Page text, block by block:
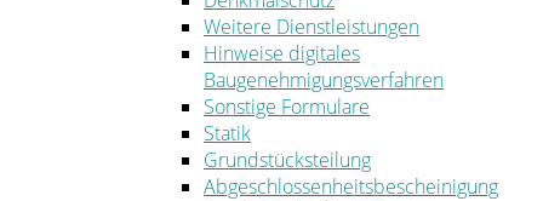
Weitere Dienstleistungen
Hinweise digitales
Baugenehmigungsverfahren
Sonstige Formulare
Statik
Grundstücksteilung
Abgeschlossenheitsbescheinigung